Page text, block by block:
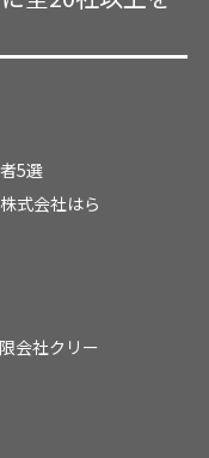
5選
式会社はら
会社クリー